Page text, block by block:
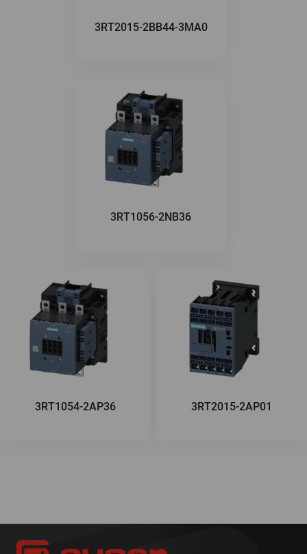
3RT2015-2BB44-3MA0
3RT1056-2NB36
3RT1054-2AP36 3RT2015-2AP01